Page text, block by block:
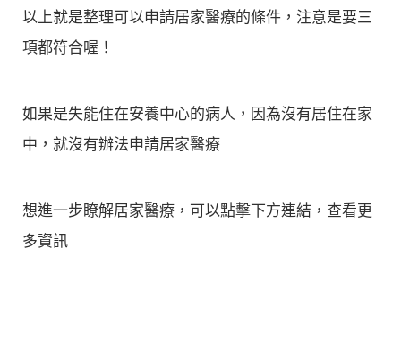
以上就是整理可以申請居家醫療的條件，注意是要三
項都符合喔！
如果是失能住在安養中心的病人，因為沒有居住在家
中，就沒有辦法申請居家醫療
想進一步瞭解居家醫療，可以點擊下方連結，查看更
多資訊